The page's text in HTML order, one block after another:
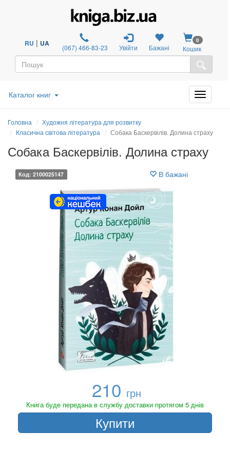
RU | UA (067) 466-83-23 Увійти Бажані
0
Кошик
Каталог книг
Головна
Художня література для розвитку
Класична світова література
Собака Баскервілів. Долина страху
Собака Баскервілів. Долина страху
Код: 2100025147 В бажані
210 грн
Книга буде передана в службу доставки протягом 5 днів
Купити